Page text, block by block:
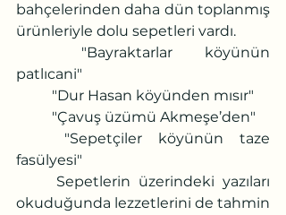
bahçelerinden daha dün toplanmış
ürünleriyle dolu sepetleri vardı.
patlıcani"
	"Dur Hasan köyünden mısır"
	"Çavuş üzümü Akmeşe’den"
fasülyesi"
okuduğunda lezzetlerini de tahmin